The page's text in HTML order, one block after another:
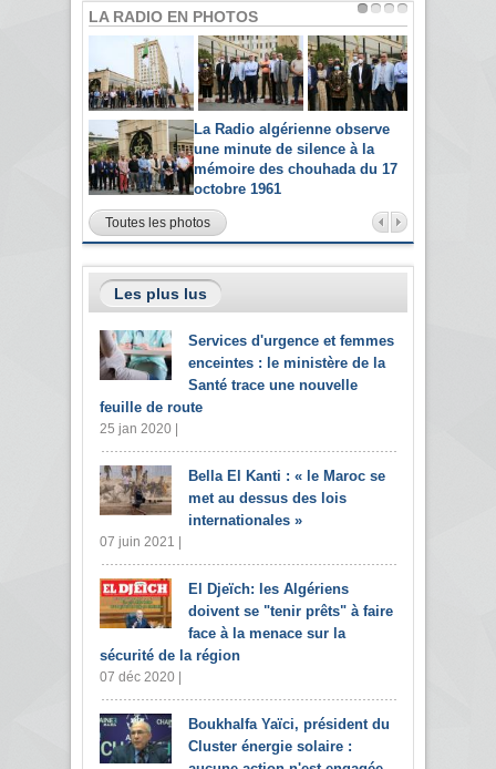
LA RADIO EN PHOTOS
La Radio algérienne observe
une minute de silence à la
mémoire des chouhada du 17
octobre 1961
Toutes les photos
Les plus lus
Services d'urgence et femmes
enceintes : le ministère de la
Santé trace une nouvelle
feuille de route
25 jan 2020 |
Bella El Kanti : « le Maroc se
met au dessus des lois
internationales »
07 juin 2021 |
El Djeïch: les Algériens
doivent se "tenir prêts" à faire
face à la menace sur la
sécurité de la région
07 déc 2020 |
Boukhalfa Yaïci, président du
Cluster énergie solaire :